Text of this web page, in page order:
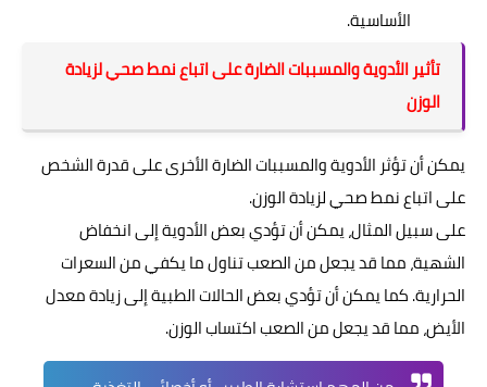
الأساسية.
تأثير الأدوية والمسببات الضارة على اتباع نمط صحي لزيادة
الوزن
يمكن أن تؤثر الأدوية والمسببات الضارة الأخرى على قدرة الشخص
على اتباع نمط صحي لزيادة الوزن.
على سبيل المثال، يمكن أن تؤدي بعض الأدوية إلى انخفاض
الشهية، مما قد يجعل من الصعب تناول ما يكفي من السعرات
الحرارية. كما يمكن أن تؤدي بعض الحالات الطبية إلى زيادة معدل
الأيض، مما قد يجعل من الصعب اكتساب الوزن.